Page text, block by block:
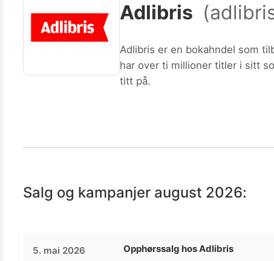
Send inn
Vil du være med i tipsekonkurransen kan du oppgi
Adlibris (
Adlibris er en bokahndel som tilbyr bøker over nett. Adlibris tror på det frie ord, og har som mål å gjøre
har over ti millioner titler i sitt
titt på.
Salg og kampanjer august 2026:
5. mai 2026 Opphørssalg hos Adlibris